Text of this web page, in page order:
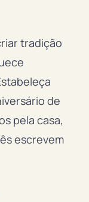
tradição
de
pela casa,
escrevem